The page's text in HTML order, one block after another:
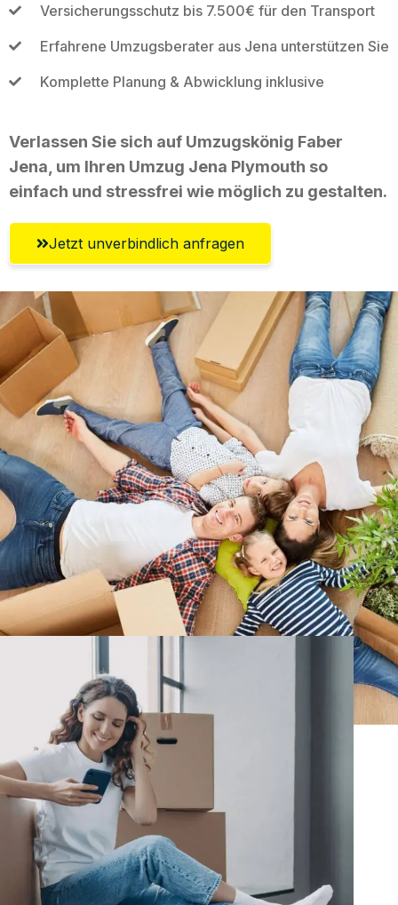
Versicherungsschutz bis 7.500€ für den Transport
Erfahrene Umzugsberater aus Jena unterstützen Sie
Komplette Planung & Abwicklung inklusive
Verlassen Sie sich auf Umzugskönig Faber
Jena, um Ihren Umzug Jena Plymouth so
einfach und stressfrei wie möglich zu gestalten.
Jetzt unverbindlich anfragen